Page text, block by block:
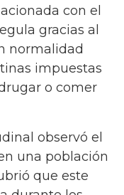
con el
gracias al
normalidad
impuestas
o comer
observó el
una población
que este